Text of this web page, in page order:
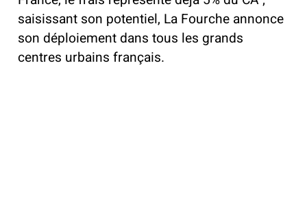
saisissant son potentiel, La Fourche annonce
son déploiement dans tous les grands
centres urbains français.